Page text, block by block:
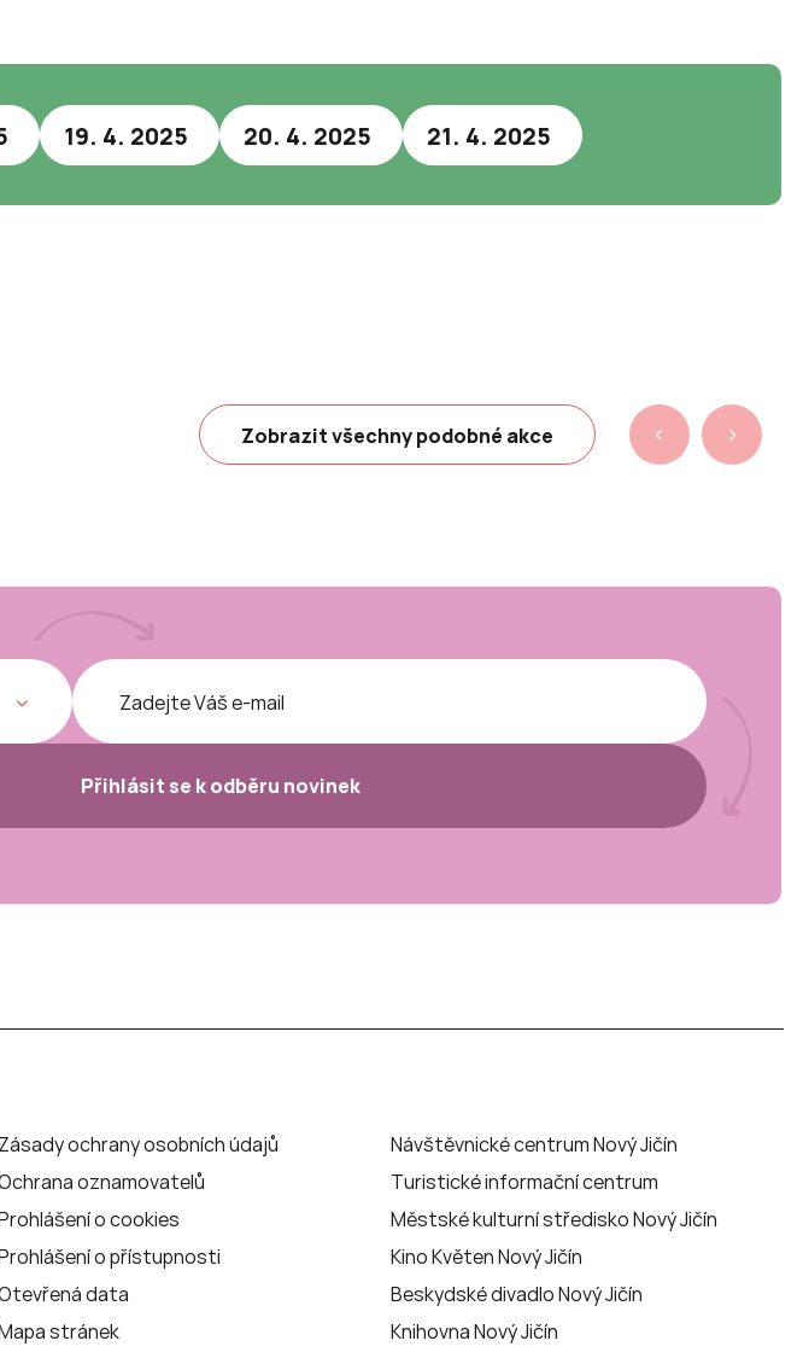
19. 4. 2025 20. 4. 2025 21. 4. 2025
Zobrazit všechny podobné akce
Přihlásit se k odběru novinek
Zásady ochrany osobních údajů
oznamovatelů
o cookies
o přístupnosti
data
stránek
Návštěvnické centrum Nový Jičín
Turistické informační centrum
Městské kulturní středisko Nový Jičín
Kino Květen Nový Jičín
Beskydské divadlo Nový Jičín
Knihovna Nový Jičín